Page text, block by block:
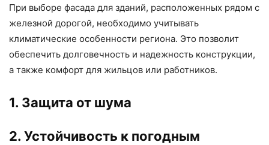
При выборе фасада для зданий, расположенных рядом с
железной дорогой, необходимо учитывать
климатические особенности региона. Это позволит
обеспечить долговечность и надежность конструкции,
а также комфорт для жильцов или работников.
1. Защита от шума
2. Устойчивость к погодным